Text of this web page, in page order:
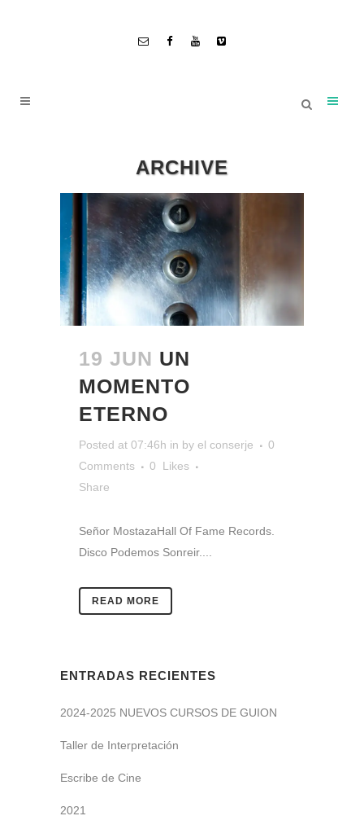
ARCHIVE
19 JUN UN
MOMENTO
ETERNO
Posted at 07:46h in by el conserje
0
Comments
0
Likes
Share
Señor MostazaHall Of Fame Records.
Disco Podemos Sonreir....
READ MORE
ENTRADAS RECIENTES
2024-2025 NUEVOS CURSOS DE GUION
Taller de Interpretación
Escribe de Cine
2021